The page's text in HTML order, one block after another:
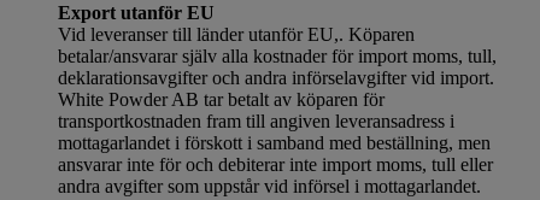
Export utanför EU
Vid leveranser till länder utanför EU,. Köparen
betalar/ansvarar själv alla kostnader för import moms, tull,
deklarationsavgifter och andra införselavgifter vid import.
White Powder AB tar betalt av köparen för
transportkostnaden fram till angiven leveransadress i
mottagarlandet i förskott i samband med beställning, men
ansvarar inte för och debiterar inte import moms, tull eller
andra avgifter som uppstår vid införsel i mottagarlandet.